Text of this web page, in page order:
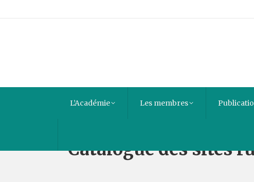
L’Académie Les membres
Catalogue des sites